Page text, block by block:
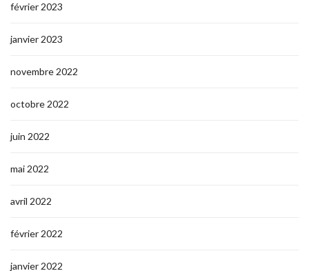
février 2023
janvier 2023
novembre 2022
octobre 2022
juin 2022
mai 2022
avril 2022
février 2022
janvier 2022